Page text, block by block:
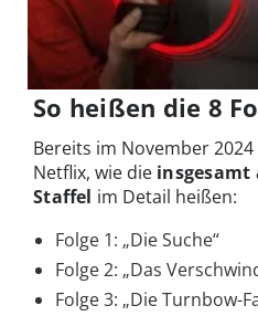
So heißen die 8
Bereits im November
Netflix, wie die insgesamt
Staffel im Detail heißen:
Folge 1: „Die Suche“
Folge 2: „Das
Folge 3: „Die Turnbow-